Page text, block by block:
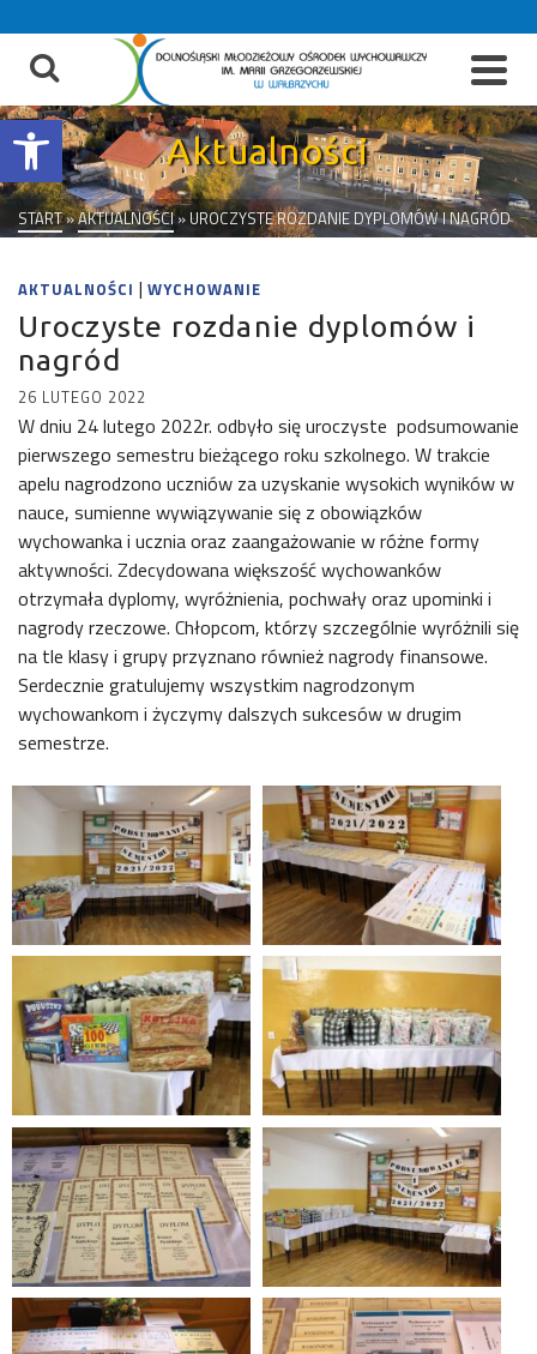
Otwórz pasek narzędzi
treści
Aktualności
START»AKTUALNOŚCI» UROCZYSTE ROZDANIE DYPLOMÓW I NAGRÓD
AKTUALNOŚCI | WYCHOWANIE
Uroczyste rozdanie dyplomów i
nagród
26 LUTEGO 2022
W dniu 24 lutego 2022r. odbyło się uroczyste podsumowanie
pierwszego semestru bieżącego roku szkolnego. W trakcie
apelu nagrodzono uczniów za uzyskanie wysokich wyników w
nauce, sumienne wywiązywanie się z obowiązków
wychowanka i ucznia oraz zaangażowanie w różne formy
aktywności. Zdecydowana większość wychowanków
otrzymała dyplomy, wyróżnienia, pochwały oraz upominki i
nagrody rzeczowe. Chłopcom, którzy szczególnie wyróżnili się
na tle klasy i grupy przyznano również nagrody finansowe.
Serdecznie gratulujemy wszystkim nagrodzonym
wychowankom i życzymy dalszych sukcesów w drugim
semestrze.